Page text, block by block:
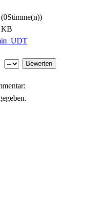
KB